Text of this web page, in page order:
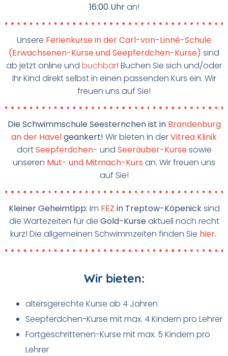
16:00 Uhran!
Unsere Ferienkurse in der Carl-von-Linné-Schule
(Erwachsenen-Kurse und Seepferdchen-Kurse) sind
ab jetzt online und buchbar! Buchen Sie sich und/oder
Ihr Kind direkt selbst in einen passenden Kurs ein. Wir
freuen uns auf Sie!
Die Schwimmschule Seesternchen ist in Brandenburg
an der Havelgeankert! Wir bieten in derVitrea Klinik
dortSeepferdchen- und Seeräuber-Kursesowie
unseren Mut- und Mitmach-Kurs an. Wir freuen uns
auf Sie!
Kleiner Geheimtipp: Im FEZ in Treptow-Köpenicksind
die Wartezeiten für die Gold-Kurseaktuell noch recht
kurz! Die allgemeinen Schwimmzeiten finden Sie hier.
Wir bieten:
altersgerechte Kurse ab 4 Jahren
Seepferdchen-Kurse mit max. 4 Kindern pro Lehrer
Fortgeschrittenen-Kurse mit max. 5 Kindern pro
Lehrer